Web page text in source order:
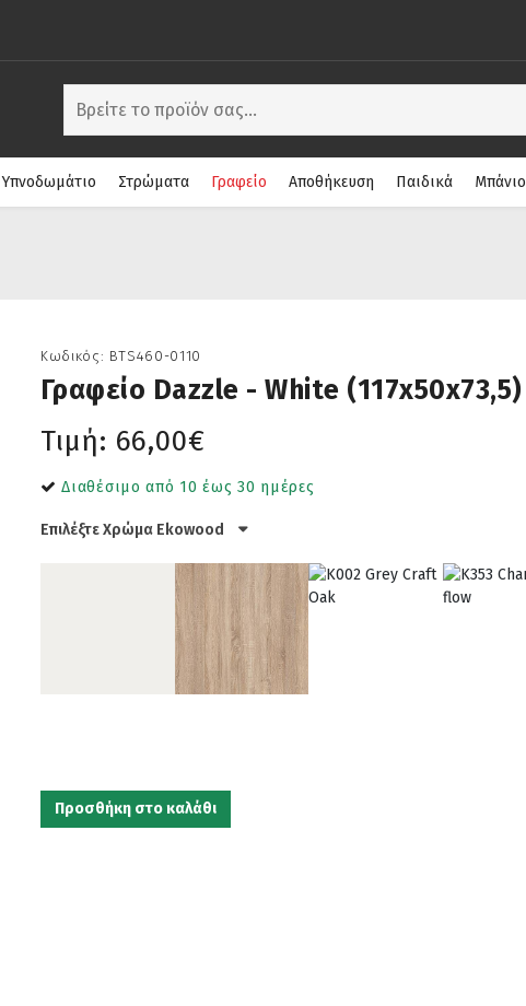
Υπνοδωμάτιο Στρώματα Γραφείο Αποθήκευση Παιδικά Μπάνιο
Κωδικός: BTS460-0110
Γραφείο Dazzle - White (117x50x73,5)
Τιμή: 66,00€
Διαθέσιμο από 10 έως 30 ημέρες
Επιλέξτε Χρώμα Ekowood
Προσθήκη στο καλάθι